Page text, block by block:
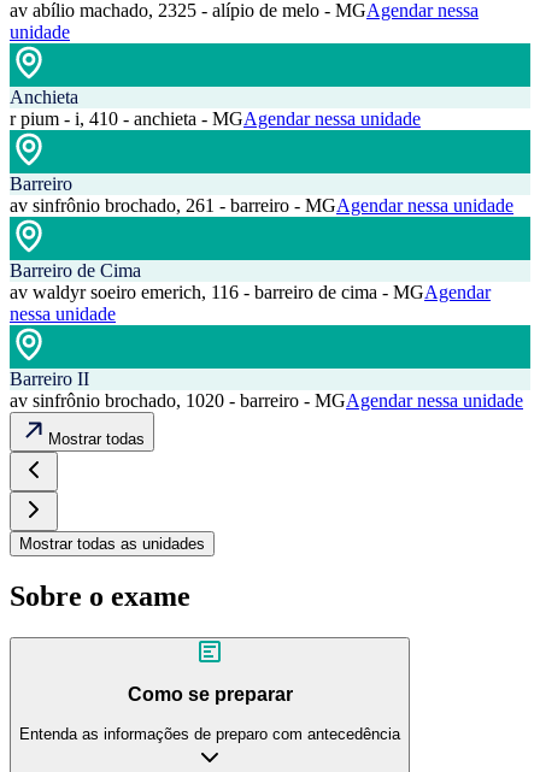
av abílio machado, 2325 - alípio de melo - MGAgendar nessa
unidade
Anchieta
r pium - i, 410 - anchieta - MGAgendar nessa unidade
Barreiro
av sinfrônio brochado, 261 - barreiro - MGAgendar nessa unidade
Barreiro de Cima
av waldyr soeiro emerich, 116 - barreiro de cima - MGAgendar
nessa unidade
Barreiro II
av sinfrônio brochado, 1020 - barreiro - MGAgendar nessa unidade
Mostrar todas
Mostrar todas as unidades
Sobre o exame
Como se preparar
Entenda as informações de preparo com antecedência